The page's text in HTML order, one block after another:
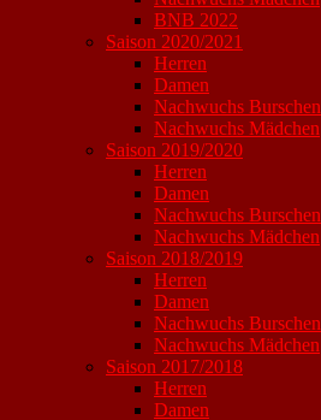
BNB 2022
Saison 2020/2021
Herren
Damen
Nachwuchs Burschen
Nachwuchs Mädchen
Saison 2019/2020
Herren
Damen
Nachwuchs Burschen
Nachwuchs Mädchen
Saison 2018/2019
Herren
Damen
Nachwuchs Burschen
Nachwuchs Mädchen
Saison 2017/2018
Herren
Damen